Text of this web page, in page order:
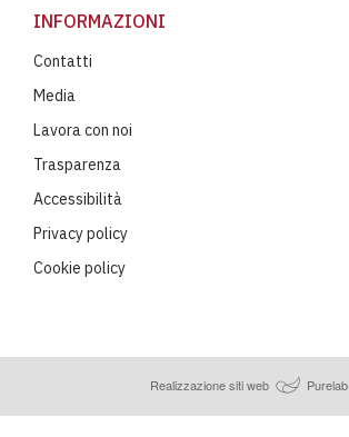
INFORMAZIONI
Contatti
Media
Lavora con noi
Trasparenza
Accessibilità
Privacy policy
Cookie policy
Realizzazione siti web Purelab